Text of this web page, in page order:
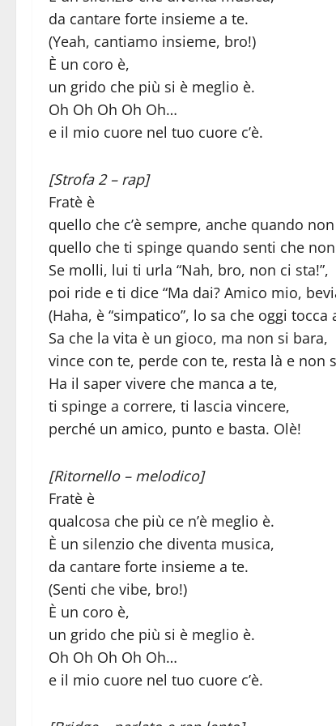
da cantare forte insieme a te.
(Yeah, cantiamo insieme, bro!)
È un coro è,
un grido che più si è meglio è.
Oh Oh Oh Oh Oh…
e il mio cuore nel tuo cuore c’è.
[Strofa 2 – rap]
Fratè è
quello che c’è sempre, anche quando
quello che ti spinge quando senti che
Se molli, lui ti urla “Nah, bro, non ci sta!”,
poi ride e ti dice “Ma dai? Amico mio,
(Haha, è “simpatico”, lo sa che oggi tocca
Sa che la vita è un gioco, ma non si bara,
vince con te, perde con te, resta là e non
Ha il saper vivere che manca a te,
ti spinge a correre, ti lascia vincere,
perché un amico, punto e basta. Olè!
[Ritornello – melodico]
Fratè è
qualcosa che più ce n’è meglio è.
È un silenzio che diventa musica,
da cantare forte insieme a te.
(Senti che vibe, bro!)
È un coro è,
un grido che più si è meglio è.
Oh Oh Oh Oh Oh…
e il mio cuore nel tuo cuore c’è.